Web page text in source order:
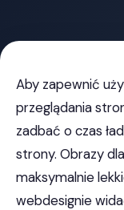
Aby zapewnić
przeglądania
zadbać o czas
strony. Obrazy
maksymalnie
webdesignie